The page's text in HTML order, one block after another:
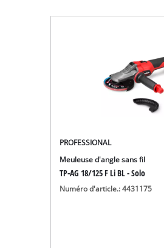
PROFESSIONAL
Meuleuse d'angle sans fil
TP-AG 18/125 F Li BL - Solo
Numéro d'article.: 4431175